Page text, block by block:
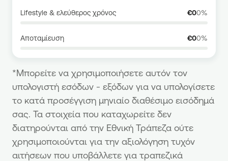
Άλλα έξοδα
Lifestyle & ελεύθερος χρόνος €00%
Αποταμίευση €00%
*Μπορείτε να χρησιμοποιήσετε αυτόν τον
υπολογιστή εσόδων - εξόδων για να υπολογίσετε
το κατά προσέγγιση μηνιαίο διαθέσιμο εισόδημά
σας. Τα στοιχεία που καταχωρείτε δεν
διατηρούνται από την Εθνική Τράπεζα ούτε
χρησιμοποιούνται για την αξιολόγηση τυχόν
αιτήσεων που υποβάλλετε για τραπεζικά